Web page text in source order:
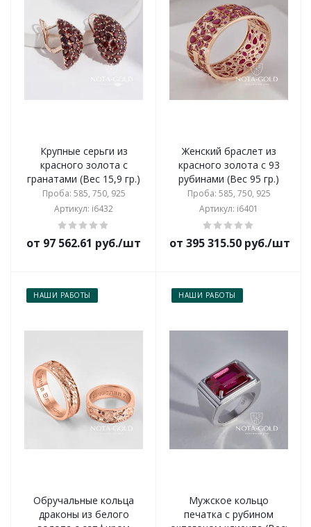
Крупные серьги из
красного золота с
гранатами (Вес 15,9 гр.)
Проба: 585, 750, 925
Артикул: i6432
от 97 562.61 руб./шт
Женский браслет из
красного золота с 93
рубинами (Вес 95 гр.)
Проба: 585, 750, 925
Артикул: i6401
от 395 315.50 руб./шт
НАШИ РАБОТЫ
Обручальные кольца
драконы из белого
НАШИ РАБОТЫ
Мужское кольцо
печатка с рубином